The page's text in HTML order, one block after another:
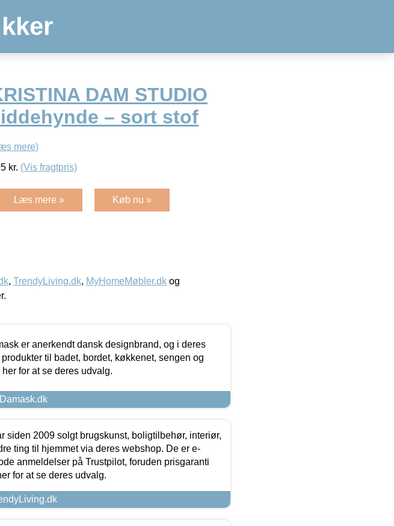
DAM STUDIO
– sort stof
mere)
kr. (Vis fragtpris)
Læs mere » Køb nu »
, TrendyLiving.dk, MyHomeMøbler.dk og
er anerkendt dansk designbrand, og i deres
til badet, bordet, køkkenet, sengen og
for at se deres udvalg.
siden 2009 solgt brugskunst, boligtilbehør, interiør,
ting til hjemmet via deres webshop. De er e-
anmeldelser på Trustpilot, foruden prisgaranti
for at se deres udvalg.